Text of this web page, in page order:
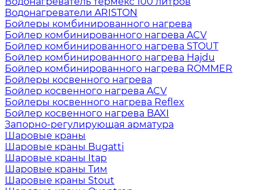
Водонагреватели ARISTON
Бойлеры комбинированного нагрева
Бойлер комбинированного нагрева ACV
Бойлер комбинированного нагрева STOUT
Бойлер комбинированного нагрева Hajdu
Бойлер комбинированного нагрева ROMMER
Бойлеры косвенного нагрева
Бойлер косвенного нагрева ACV
Бойлеры косвенного нагрева Reflex
Бойлер косвенного нагрева BAXI
Запорно-регулирующая арматура
Шаровые краны
Шаровые краны Bugatti
Шаровые краны Itap
Шаровые краны Тим
Шаровые краны Stout